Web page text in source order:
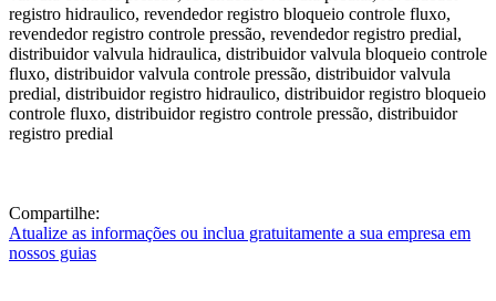
Compartilhe:
Atualize as informações ou inclua gratuitamente a sua empresa em
nossos guias